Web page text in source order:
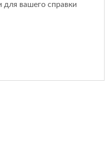
для вашего справки